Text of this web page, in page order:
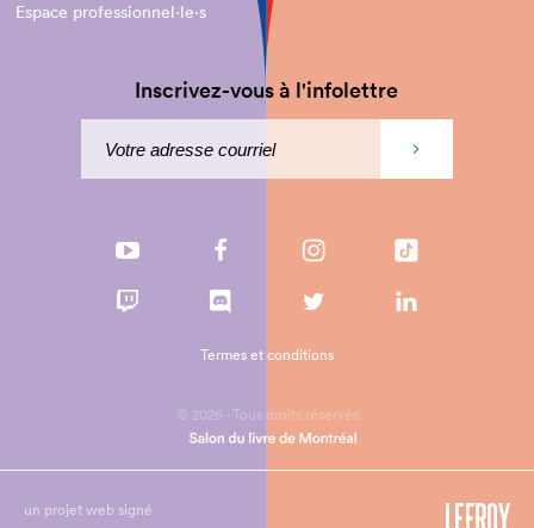
Espace professionnel·le⋅s
Inscrivez-vous à l'infolettre
© 2026 - Tous droits réservés
Termes et conditions
un projet web signé